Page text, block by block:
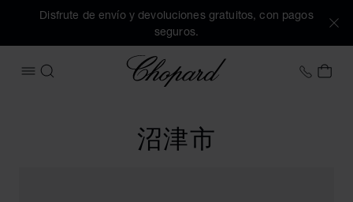
Disfrute de envío y devoluciones gratuitos, con pagos
seguros.
ABRIR MENÚ
BUSCAR
Chopard +34
MI
沼津市